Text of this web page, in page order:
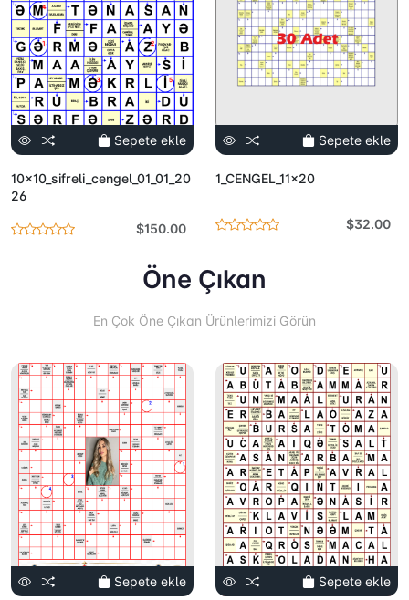
Sepete ekle
10x10_sifreli_cengel_01_01_20
26
$150.00
Sepete ekle
1_CENGEL_11x20
$32.00
Öne Çıkan
En Çok Öne Çıkan Ürünlerimizi Görün
Sepete ekle Sepete ekle